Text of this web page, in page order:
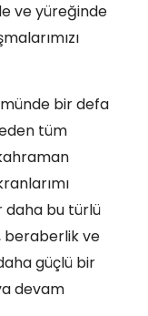
ve yüreğinde
bir defa
tüm
daha bu türlü
beraberlik ve
güçlü bir
devam